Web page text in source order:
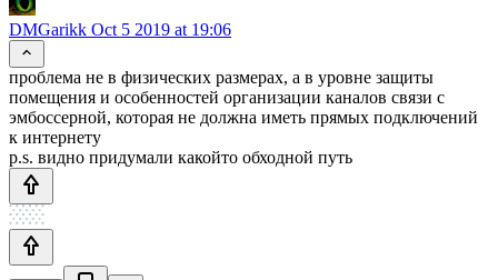
DMGarikk Oct 5 2019 at 19:06
проблема не в физических размерах, а в уровне защиты
помещения и особенностей организации каналов связи с
эмбоссерной, которая не должна иметь прямых подключений
к интернету
p.s. видно придумали какойто обходной путь